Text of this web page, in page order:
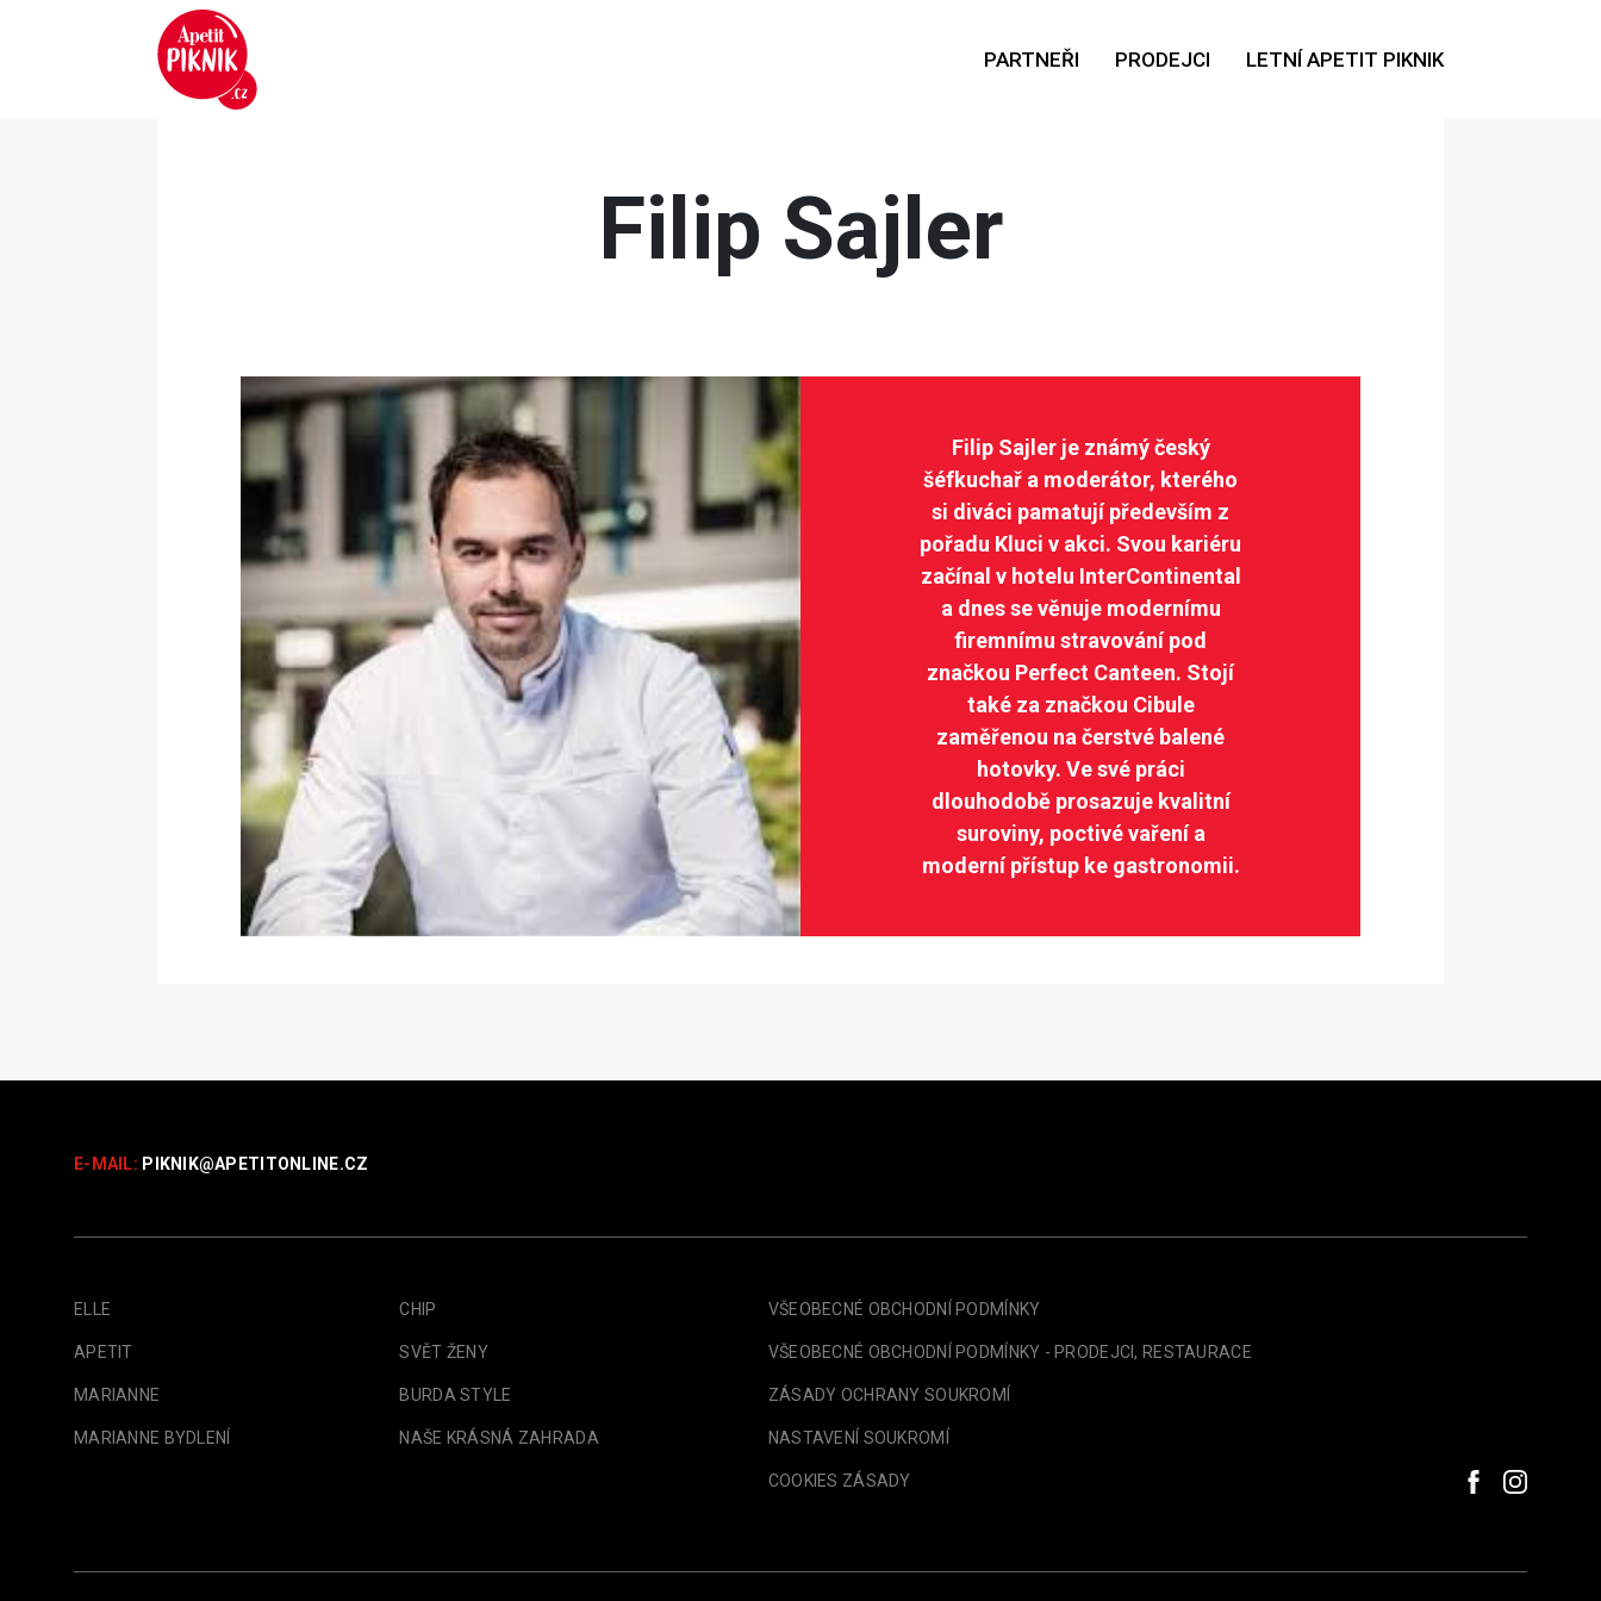
PARTNEŘI PRODEJCI LETNÍ APETIT PIKNIK
Filip Sajler
Filip Sajler je známý český
šéfkuchař a moderátor, kterého
si diváci pamatují především z
pořadu Kluci v akci. Svou kariéru
začínal v hotelu InterContinental
a dnes se věnuje modernímu
firemnímu stravování pod
značkou Perfect Canteen. Stojí
také za značkou Cibule
zaměřenou na čerstvé balené
hotovky. Ve své práci
dlouhodobě prosazuje kvalitní
suroviny, poctivé vaření a
moderní přístup ke gastronomii.
E-MAIL: PIKNIK@APETITONLINE.CZ
ELLE
APETIT
MARIANNE
MARIANNE BYDLENÍ
CHIP
SVĚT ŽENY
BURDA STYLE
NAŠE KRÁSNÁ ZAHRADA
VŠEOBECNÉ OBCHODNÍ PODMÍNKY
VŠEOBECNÉ OBCHODNÍ PODMÍNKY - PRODEJCI, RESTAURACE
ZÁSADY OCHRANY SOUKROMÍ
NASTAVENÍ SOUKROMÍ
COOKIES ZÁSADY